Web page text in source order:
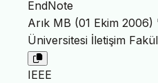
EndNote
Arık MB (01 Ekim
Üniversitesi İletişim
IEEE